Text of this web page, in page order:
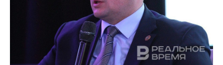
ЭНЕРГЕТИКА
РОЗНИЧНАЯ ТОРГОВЛЯ
ТРАНСПОРТ
НОВОСТИ ТЕХНОЛОГИЙ
НОВОСТИ МЕРОПРИЯТИЙ
ВЫЕЗДНАЯ РЕДАКЦИЯ
НОВОСТИ СПОРТА
ОБЩЕСТВО